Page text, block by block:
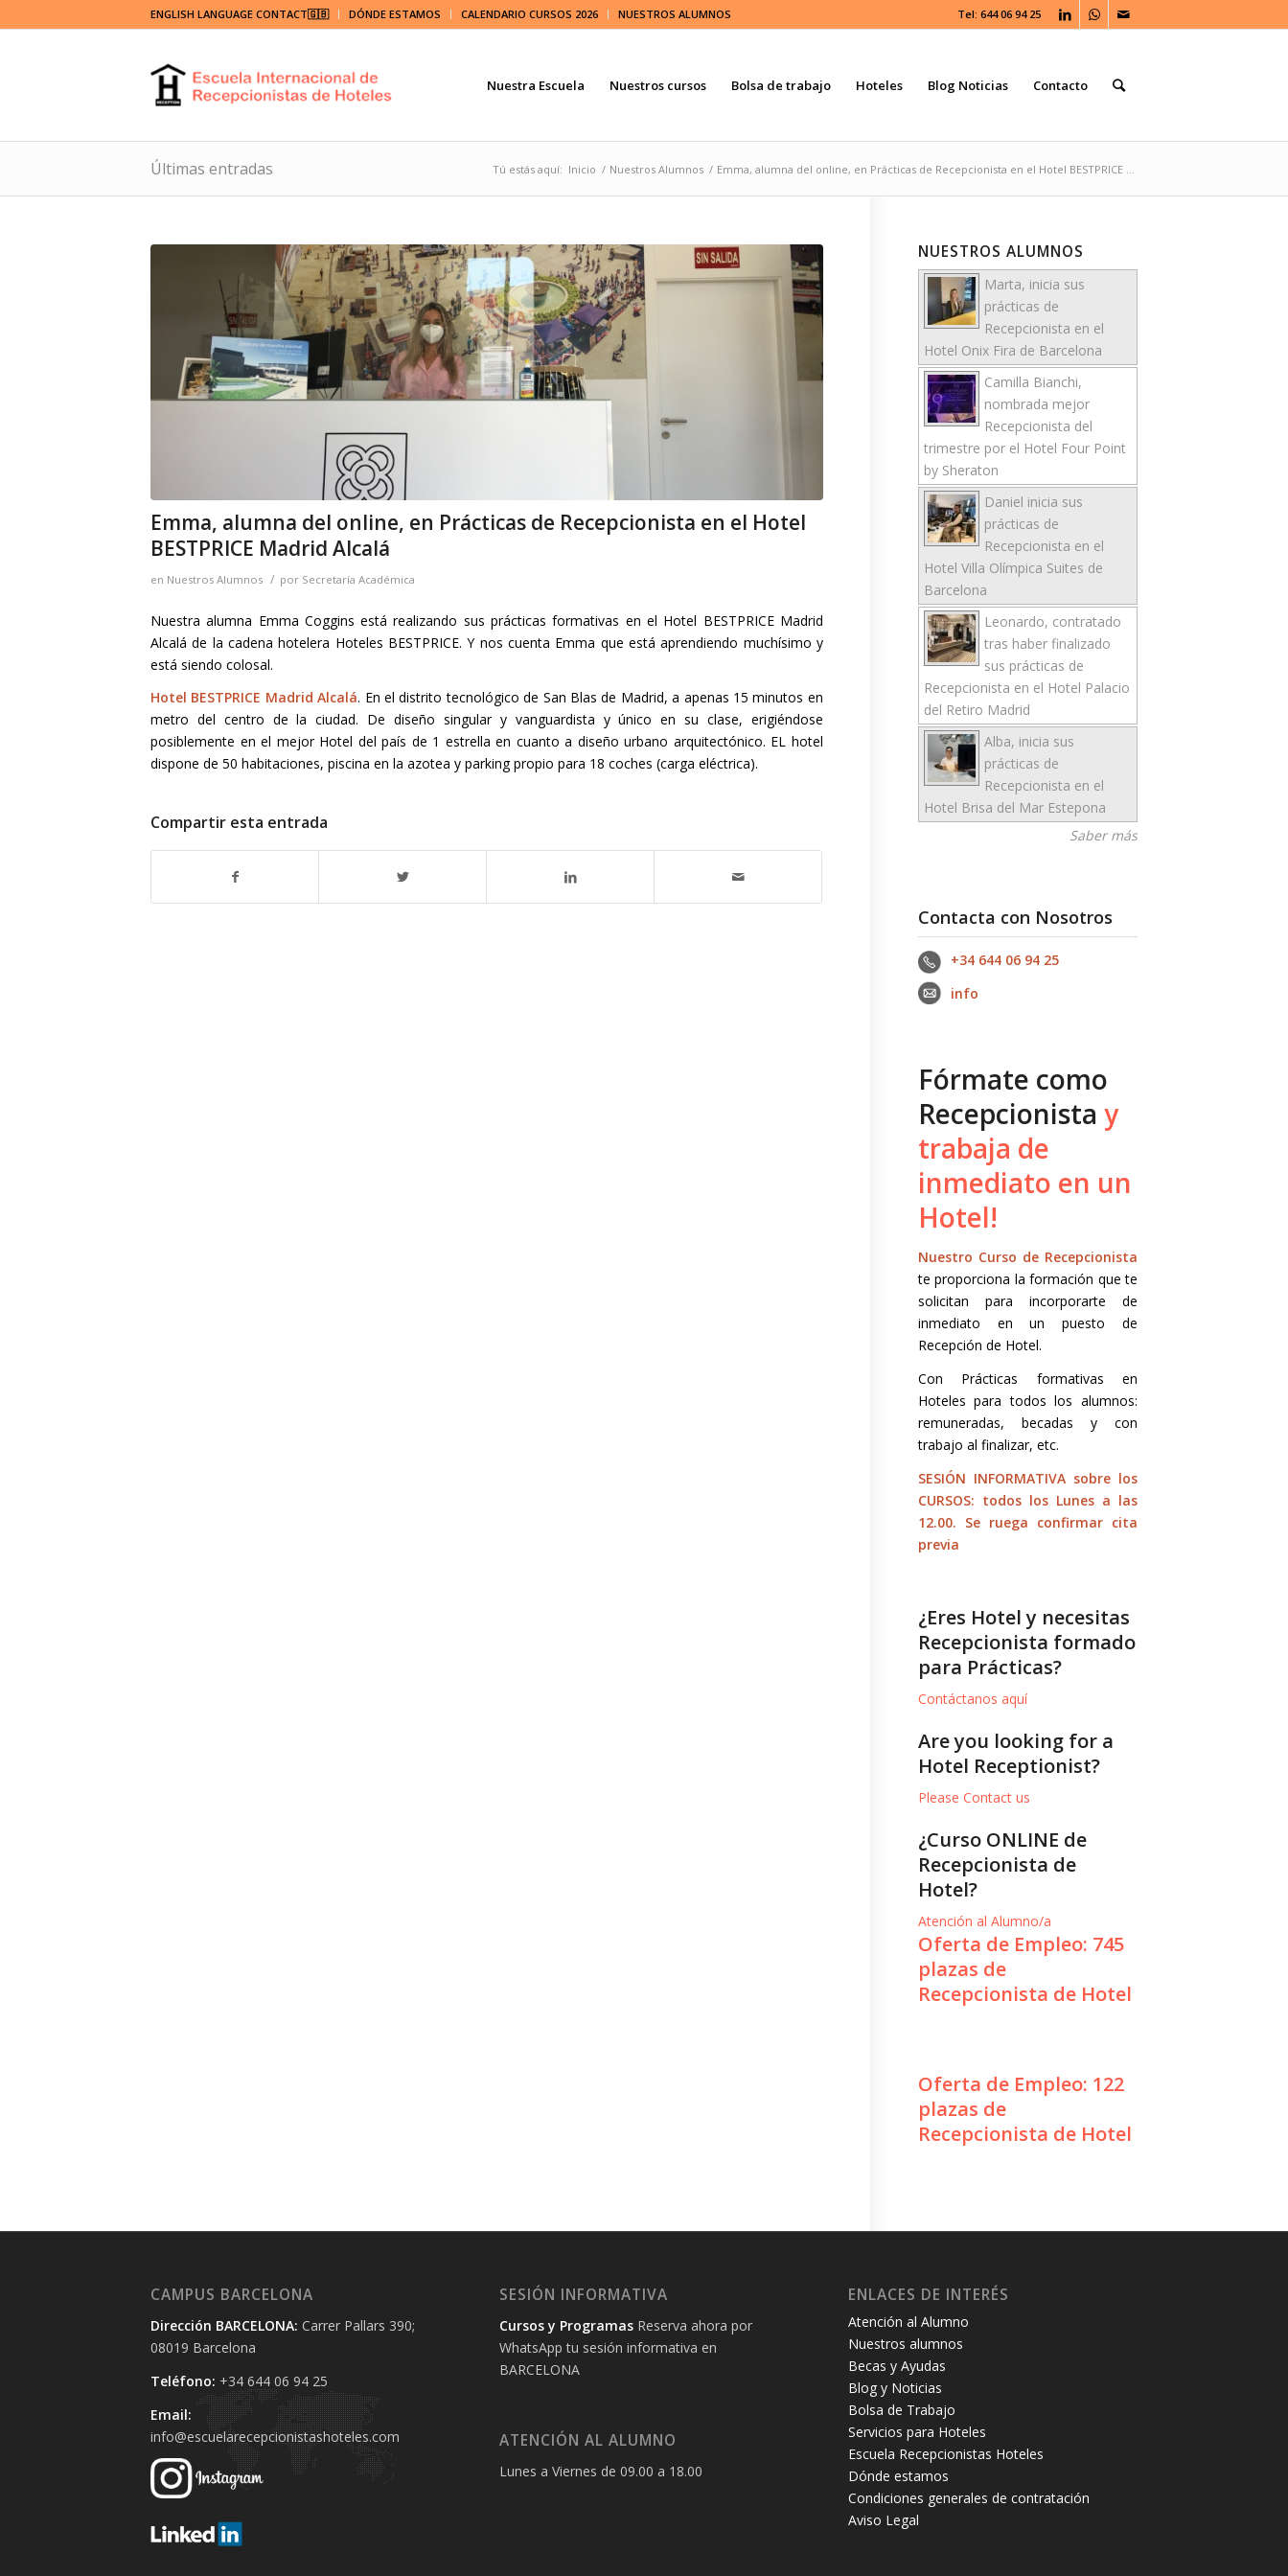
ENGLISH LANGUAGE CONTACT🇬🇧 DÓNDE ESTAMOS CALENDARIO CURSOS 2026 NUESTROS ALUMNOS Tel: 644 06 94 25
Nuestra Escuela Nuestros cursos Bolsa de trabajo Hoteles Blog Noticias Contacto
Últimas entradas Tú estás aquí: Inicio / Nuestros Alumnos / Emma, alumna del online, en Prácticas de Recepcionista en el Hotel BESTPRICE ...
Emma, alumna del online, en Prácticas de Recepcionista en el Hotel
BESTPRICE Madrid Alcalá
en Nuestros Alumnos / por Secretaría Académica
Nuestra alumna Emma Coggins está realizando sus prácticas formativas en el Hotel BESTPRICE Madrid
Alcalá de la cadena hotelera Hoteles BESTPRICE. Y nos cuenta Emma que está aprendiendo muchísimo y
está siendo colosal.
Hotel BESTPRICE Madrid Alcalá. En el distrito tecnológico de San Blas de Madrid, a apenas 15 minutos en
metro del centro de la ciudad. De diseño singular y vanguardista y único en su clase, erigiéndose
posiblemente en el mejor Hotel del país de 1 estrella en cuanto a diseño urbano arquitectónico. EL hotel
dispone de 50 habitaciones, piscina en la azotea y parking propio para 18 coches (carga eléctrica).
Compartir esta entrada
NUESTROS ALUMNOS
Marta, inicia sus
prácticas de
Recepcionista en el
Hotel Onix Fira de Barcelona
Camilla Bianchi,
nombrada mejor
Recepcionista del
trimestre por el Hotel Four Point
by Sheraton
Daniel inicia sus
prácticas de
Recepcionista en el
Hotel Villa Olímpica Suites de
Barcelona
Leonardo, contratado
tras haber finalizado
sus prácticas de
Recepcionista en el Hotel Palacio
del Retiro Madrid
Alba, inicia sus
prácticas de
Recepcionista en el
Hotel Brisa del Mar Estepona
Saber más
Contacta con Nosotros
+34 644 06 94 25‬
info
Fórmate como
Recepcionista y
trabaja de
inmediato en un
Hotel!
Nuestro Curso de Recepcionista
te proporciona la formación que te
solicitan para incorporarte de
inmediato en un puesto de
Recepción de Hotel.
Con Prácticas formativas en
Hoteles para todos los alumnos:
remuneradas, becadas y con
trabajo al finalizar, etc.
SESIÓN INFORMATIVA sobre los
CURSOS: todos los Lunes a las
12.00. Se ruega confirmar cita
previa
¿Eres Hotel y necesitas
Recepcionista formado
para Prácticas?
Contáctanos aquí
Are you looking for a
Hotel Receptionist?
Please Contact us
¿Curso ONLINE de
Recepcionista de
Hotel?
Atención al Alumno/a
Oferta de Empleo: 745
plazas de
Recepcionista de Hotel
Oferta de Empleo: 122
plazas de
Recepcionista de Hotel
CAMPUS BARCELONA
Dirección BARCELONA: Carrer Pallars 390;
08019 Barcelona
Teléfono: +34 644 06 94 25‬
Email:
info@escuelarecepcionistashoteles.com
SESIÓN INFORMATIVA
Cursos y ProgramasReserva ahora por
WhatsApp tu sesión informativa en
BARCELONA
ATENCIÓN AL ALUMNO
Lunes a Viernes de 09.00 a 18.00
ENLACES DE INTERÉS
Atención al Alumno
Nuestros alumnos
Becas y Ayudas
Blog y Noticias
Bolsa de Trabajo
Servicios para Hoteles
Escuela Recepcionistas Hoteles
Dónde estamos
Condiciones generales de contratación
Aviso Legal